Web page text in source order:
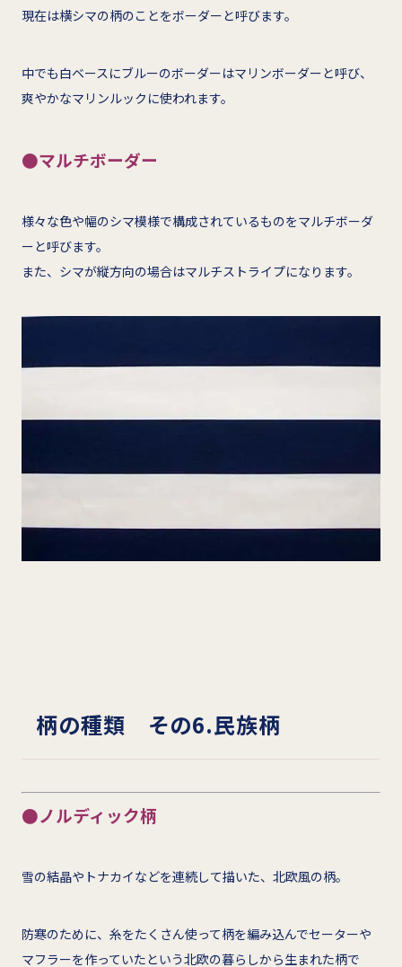
現在は横シマの柄のことをボーダーと呼びます。
中でも白ベースにブルーのボーダーはマリンボーダーと呼び、
爽やかなマリンルックに使われます。
●マルチボーダー
様々な色や幅のシマ模様で構成されているものをマルチボーダ
ーと呼びます。
また、シマが縦方向の場合はマルチストライプになります。
柄の種類 その6.民族柄
●ノルディック柄
雪の結晶やトナカイなどを連続して描いた、北欧風の柄。
防寒のために、糸をたくさん使って柄を編み込んでセーターや
マフラーを作っていたという北欧の暮らしから生まれた柄で